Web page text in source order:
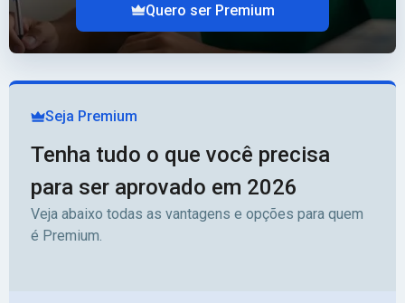
Quero ser Premium
Seja Premium
Tenha tudo o que você precisa
para ser aprovado em 2026
Veja abaixo todas as vantagens e opções para quem
é Premium.